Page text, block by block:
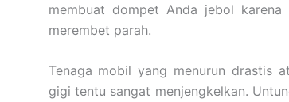
membuat dompet Anda jebol
merembet parah.
Tenaga mobil yang menurun drastis
gigi tentu sangat menjengkelkan.